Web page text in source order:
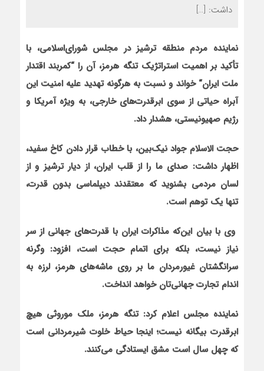
داشت: […]
نماینده مردم منطقه ترشیز در مجلس شورای‌اسلامی، با
تأکید بر اهمیت استراتژیک تنگه هرمز، آن را“کمربند اقتدار
ملت ایران“ خواند و نسبت به هرگونه تهدید علیه امنیت این
آبراه حیاتی از سوی ابرقدرت‌های خارجی، به ویژه آمریکا و
رژیم صهیونیستی، هشدار داد.
حجت الاسلام جواد نیک‌بین، با خطاب قرار دادن کاخ سفید،
اظهار داشت: صدای ما را از قلب ایران، از دیار ترشیز و از
لسان مردمی بشنوید که معتقدند دیپلماسی بدون قدرت،
تنها یک توهم است.
وی با بیان این‌که مذاکرات ایران با قدرت‌های جهانی از سر
نیاز نیست، بلکه برای اتمام حجت است، افزود: وگرنه
سرانگشتان غیورمردان ما بر روی ماشه‌های هرمز، لرزه به
اندام تجارت جهانی‌تان خواهد انداخت.
نماینده مجلس اعلام کرد: تنگه هرمز، ملک موروثی هیچ
ابرقدرت بیگانه نیست؛ اینجا حیاط خلوت شیرمردانی است
که چهل سال است مشق ایستادگی می‌کنند.